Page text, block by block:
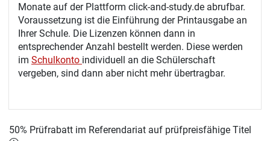
Monate auf der Plattform click-and-study.de abrufbar.
Voraussetzung ist die Einführung der Printausgabe an
Ihrer Schule. Die Lizenzen können dann in
entsprechender Anzahl bestellt werden. Diese werden
im Schulkonto individuell an die Schülerschaft
vergeben, sind dann aber nicht mehr übertragbar.
50% Prüfrabatt im Referendariat auf prüfpreisfähige Titel